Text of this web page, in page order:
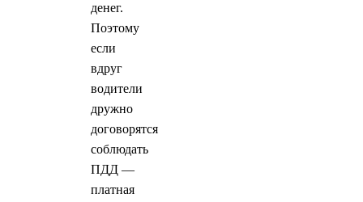
денег.
Поэтому
если
вдруг
водители
дружно
договорятся
соблюдать
ПДД —
платная